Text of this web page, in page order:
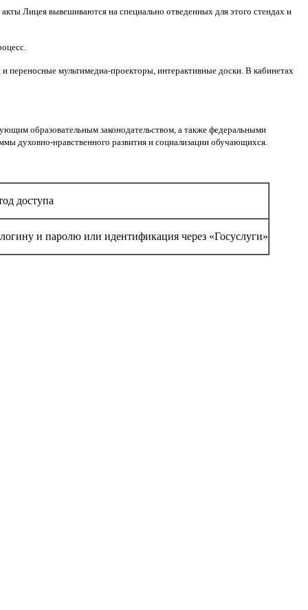
Лицея вывешиваются на специально отведенных для этого стендах и
мультимедиа-проекторы, интерактивные доски. В кабинетах
образовательным законодательством, а также федеральными
духовно-нравственного развития и социализации обучающихся.
доступа
и паролю или идентификация через «Госуслуги»